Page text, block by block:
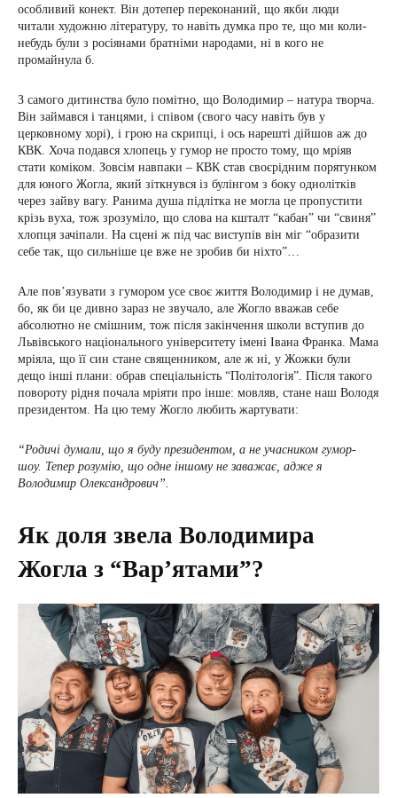
особливий конект. Він дотепер переконаний, що якби люди
читали художню літературу, то навіть думка про те, що ми коли-
небудь були з росіянами братніми народами, ні в кого не
промайнула б.
З самого дитинства було помітно, що Володимир – натура творча.
Він займався і танцями, і співом (свого часу навіть був у
церковному хорі), і грою на скрипці, і ось нарешті дійшов аж до
КВК. Хоча подався хлопець у гумор не просто тому, що мріяв
стати коміком. Зовсім навпаки – КВК став своєрідним порятунком
для юного Жогла, який зіткнувся із булінгом з боку однолітків
через зайву вагу. Ранима душа підлітка не могла це пропустити
крізь вуха, тож зрозуміло, що слова на кшталт “кабан” чи “свиня”
хлопця зачіпали. На сцені ж під час виступів він міг “образити
себе так, що сильніше це вже не зробив би ніхто”…
Але пов’язувати з гумором усе своє життя Володимир і не думав,
бо, як би це дивно зараз не звучало, але Жогло вважав себе
абсолютно не смішним, тож після закінчення школи вступив до
Львівського національного університету імені Івана Франка. Мама
мріяла, що її син стане священником, але ж ні, у Жожки були
дещо інші плани: обрав спеціальність “Політологія”. Після такого
повороту рідня почала мріяти про інше: мовляв, стане наш Володя
президентом. На цю тему Жогло любить жартувати:
“Родичі думали, що я буду президентом, а не учасником гумор-
шоу. Тепер розумію, що одне іншому не заважає, адже я
Володимир Олександрович”.
Як доля звела Володимира
Жогла з “Вар’ятами”?